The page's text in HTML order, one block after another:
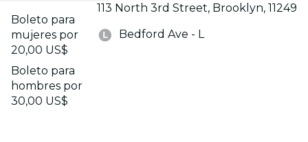
Boleto para
mujeres por
20,00 US$
Boleto para
hombres por
30,00 US$
113 North 3rd Street, Brooklyn, 11249
Bedford Ave - L